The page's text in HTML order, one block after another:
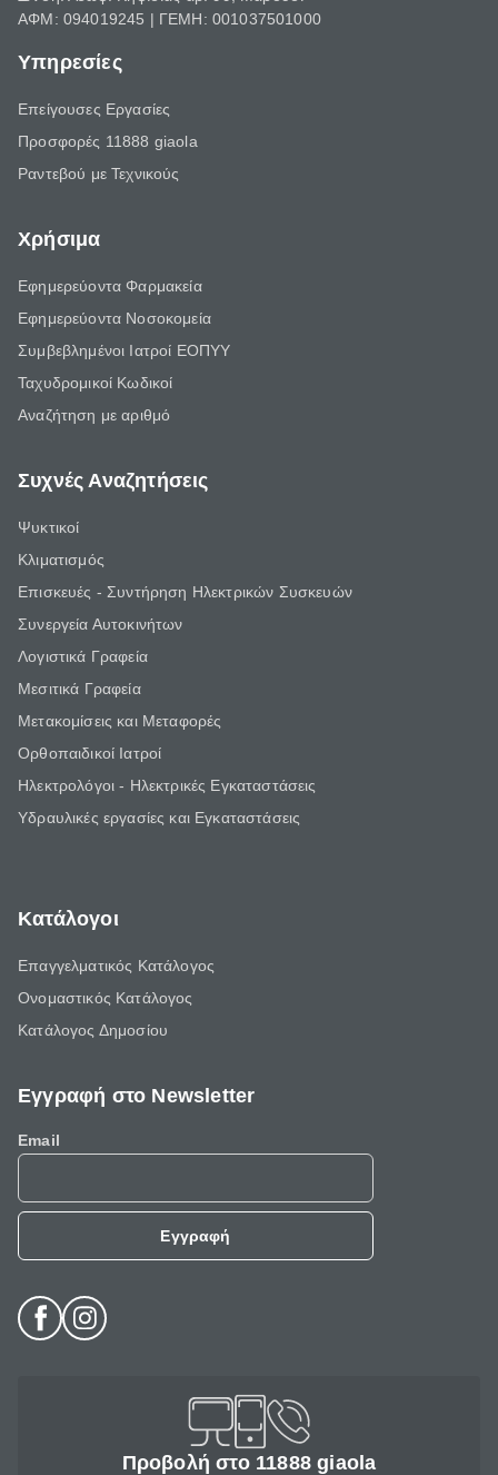
ΑΦΜ: 094019245 | ΓΕΜΗ: 001037501000
Υπηρεσίες
Επείγουσες Εργασίες
Προσφορές 11888 giaola
Ραντεβού με Τεχνικούς
Χρήσιμα
Εφημερεύοντα Φαρμακεία
Εφημερεύοντα Νοσοκομεία
Συμβεβλημένοι Ιατροί ΕΟΠΥΥ
Ταχυδρομικοί Κωδικοί
Αναζήτηση με αριθμό
Συχνές Αναζητήσεις
Ψυκτικοί
Κλιματισμός
Επισκευές - Συντήρηση Ηλεκτρικών Συσκευών
Συνεργεία Αυτοκινήτων
Λογιστικά Γραφεία
Μεσιτικά Γραφεία
Μετακομίσεις και Μεταφορές
Ορθοπαιδικοί Ιατροί
Ηλεκτρολόγοι - Ηλεκτρικές Εγκαταστάσεις
Υδραυλικές εργασίες και Εγκαταστάσεις
Κατάλογοι
Επαγγελματικός Κατάλογος
Ονομαστικός Κατάλογος
Κατάλογος Δημοσίου
Εγγραφή στο Newsletter
Email
Εγγραφή
Προβολή στο 11888 giaola